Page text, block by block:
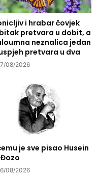
i hrabar čovjek
pretvara u dobit, a
neznalica jedan
pretvara u dva
08/2026
je sve pisao Husein
08/2026